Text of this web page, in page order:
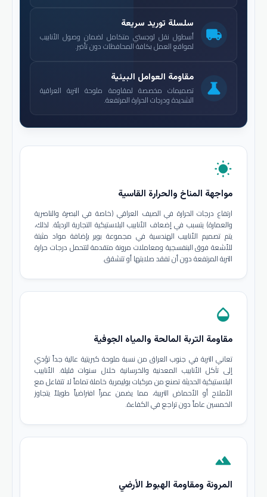
local_shipping
سلسلة توريد سريعة
أسطول نقل لوجستي متكامل لضمان وصول الأنابيب
لمواقع العمل بكافة المحافظات دون تأخير.
science
مقاومة العوامل البيئية
تصميمات مخصصة لمقاومة ملوحة التربة العراقية
الشديدة ودرجات الحرارة المرتفعة.
wb_sunny
مواجهة المناخ والحرارة القاسية
ارتفاع درجات الحرارة في الصيف العراقي (خاصة في البصرة والناصرية
والعمارة) يتسبب في إضعاف الأنابيب البلاستيكية التجارية الرديئة. لذلك،
يتم تصميم الأنابيب الهندسية في مجموعة بوير بإضافة مواد مثبتة
للأشعة فوق البنفسجية ومعاملات مرونة متقدمة لتتحمل درجات حرارة
التربة المرتفعة دون أن تفقد صلابتها أو تتشقق.
opacity
مقاومة التربة المالحة والمياه الجوفية
تعاني التربة في جنوب العراق من نسبة ملوحة كبريتية عالية جداً تؤدي
إلى تآكل الأنابيب المعدنية والخرسانية خلال سنوات قليلة. الأنابيب
البلاستيكية الحديثة تصنع من مركبات بوليمرية خاملة تماماً لا تتفاعل مع
الأملاح أو الأحماض التربية، مما يضمن عمراً افتراضياً طويلاً يتجاوز
الخمسين عاماً دون تراجع في الكفاءة.
terrain
المرونة ومقاومة الهبوط الأرضي